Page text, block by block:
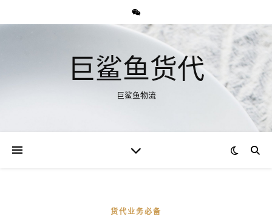
巨鲨鱼货代
巨鲨鱼物流
货代业务必备